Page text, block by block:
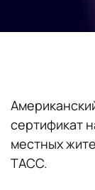
сертификат
местных
ТАСС.